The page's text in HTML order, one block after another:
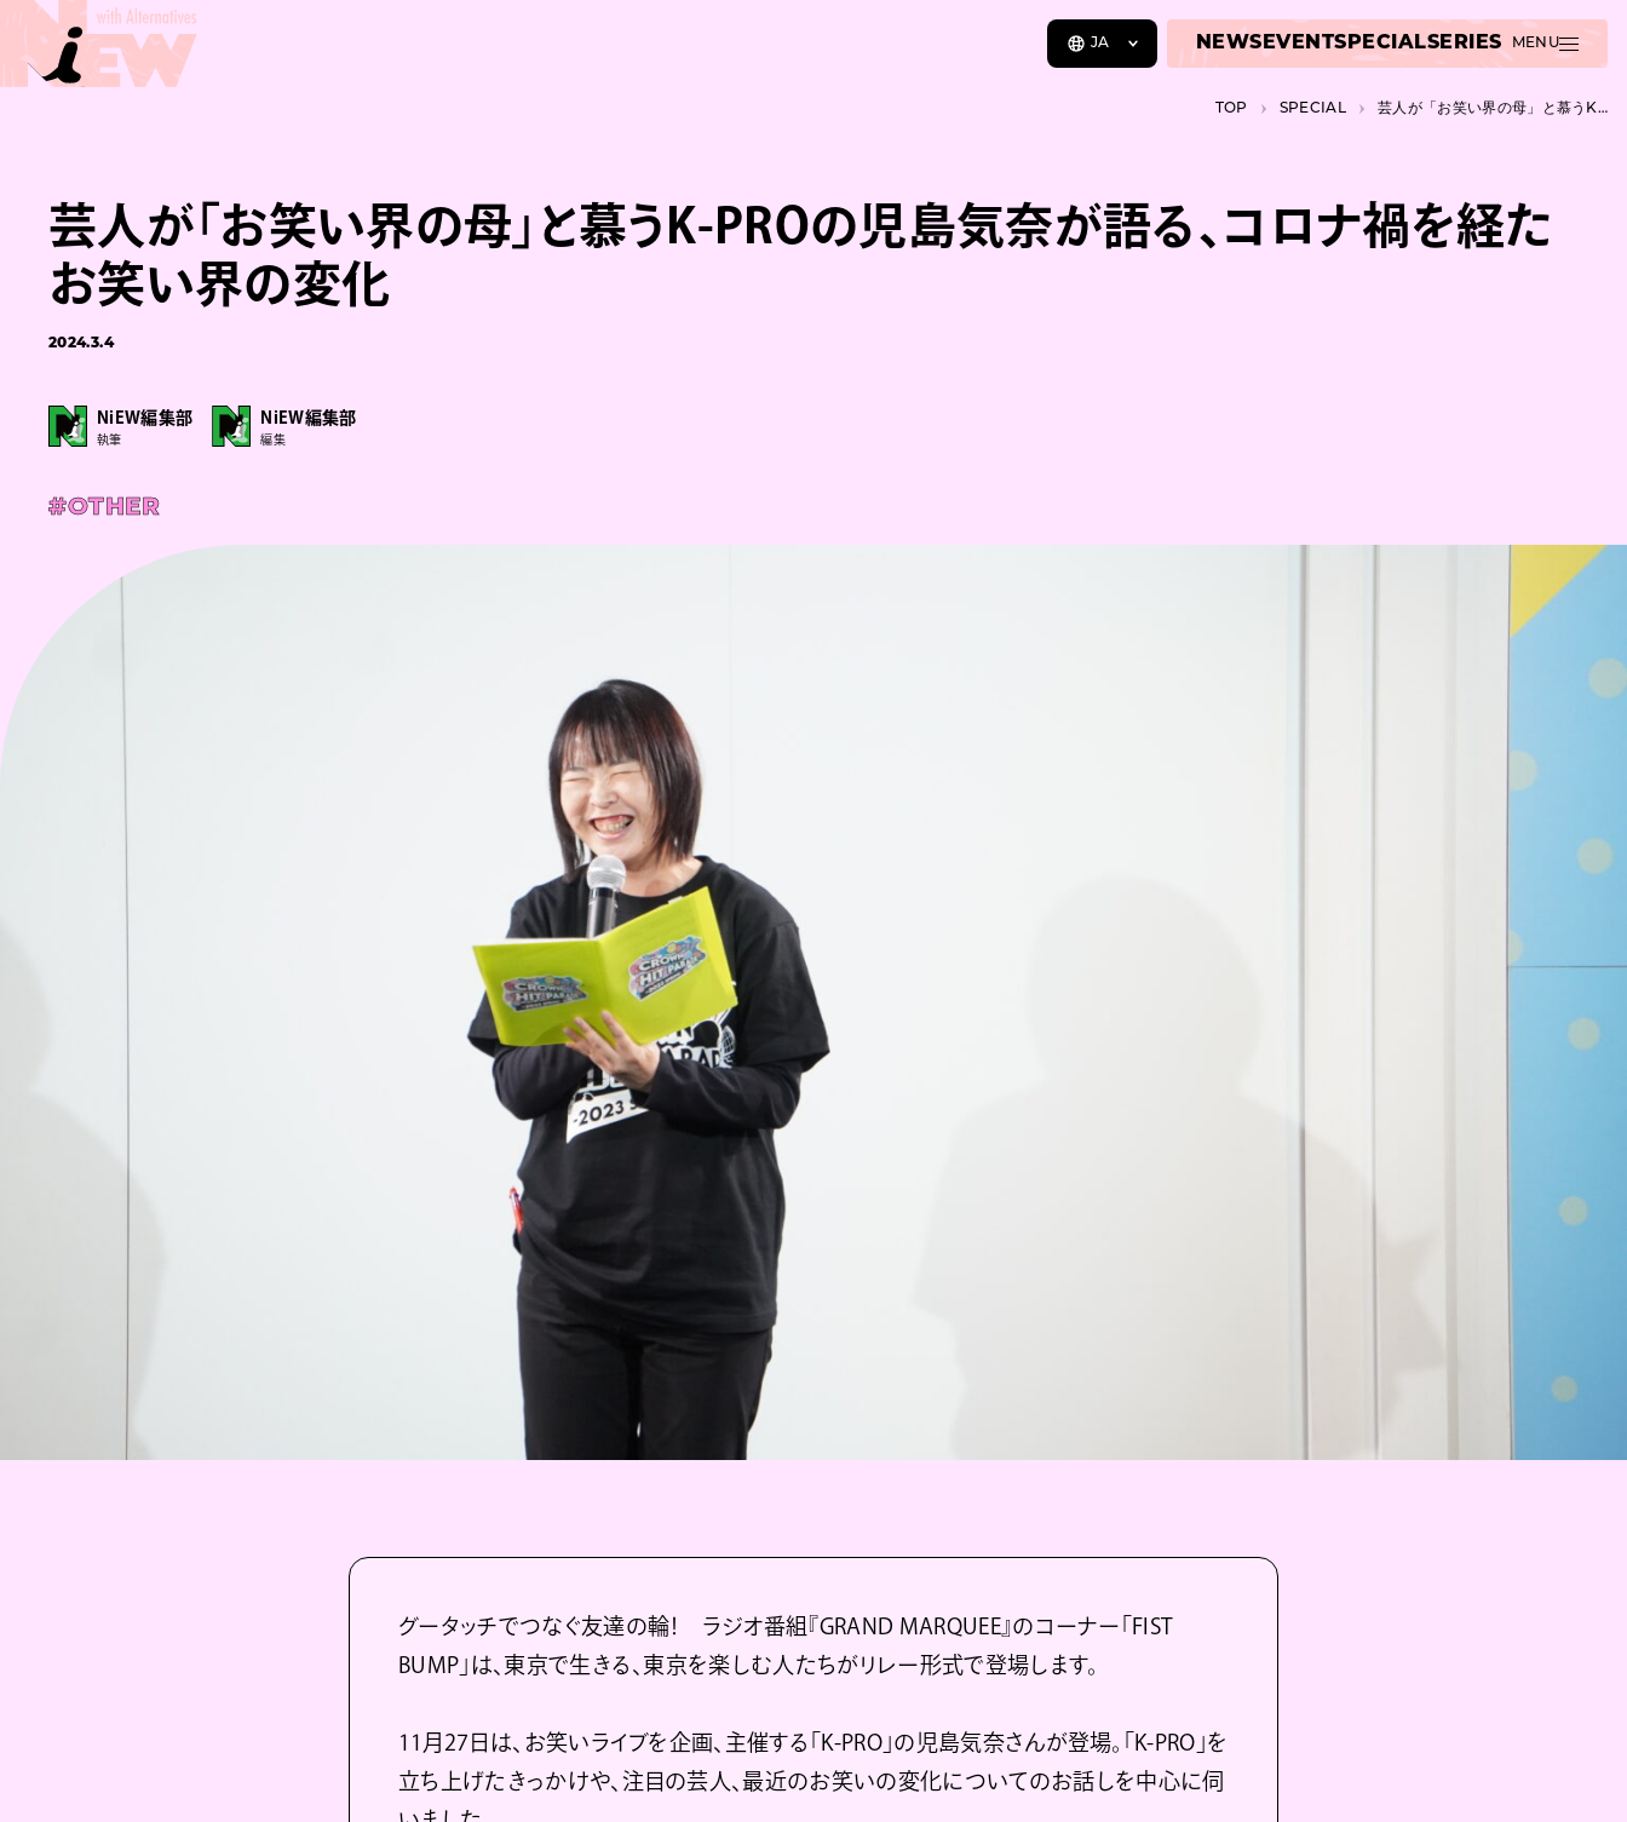
JA NEWS EVENTSPECIALSERIES MENU
TOP SPECIAL 芸人が「お笑い界の母」と慕うK-PROの児島気奈が語る、コロナ禍を経たお笑い界の変化
芸人が「お笑い界の母」と慕うK-PROの児島気奈が語る、コロナ禍を経た
お笑い界の変化
2024.3.4
NiEW編集部
執筆
NiEW編集部
編集
#OTHER
グータッチでつなぐ友達の輪！ ラジオ番組『GRAND MARQUEE』のコーナー「FIST
BUMP」は、東京で生きる、東京を楽しむ人たちがリレー形式で登場します。
11月27日は、お笑いライブを企画、主催する「K-PRO」の児島気奈さんが登場。「K-PRO」を
立ち上げたきっかけや、注目の芸人、最近のお笑いの変化についてのお話しを中心に伺